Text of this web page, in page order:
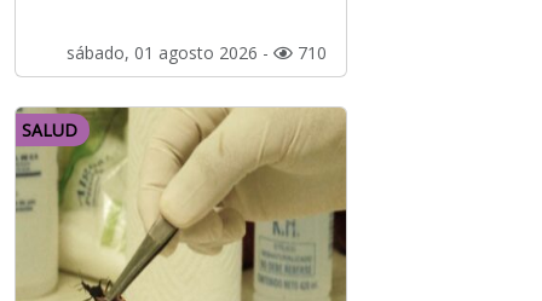
sábado, 01 agosto 2026 - 710
SALUD